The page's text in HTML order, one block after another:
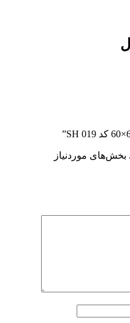
بخش‌های موردنیاز